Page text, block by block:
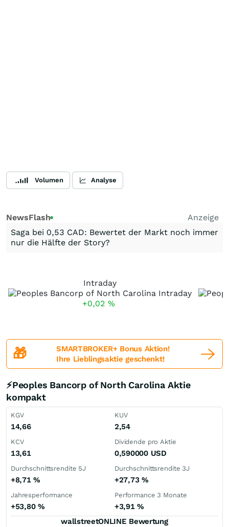
Volumen Analyse
NewsFlash
Anzeige
Saga bei 0,53 CAD: Bewertet der Markt noch immer
nur die Hälfte der Story?
Intraday
+0,02 %
🎁
SMARTBROKER+ Bonus Aktion!
Ihre Lieblingsaktie geschenkt!
⚡Peoples Bancorp of North Carolina Aktie
kompakt
KGV
14,66
KUV
2,54
KCV
13,61
Dividende pro Aktie
0,590000 USD
Durchschnittsrendite 5J
+8,71%
Durchschnittsrendite 3J
+27,73 %
Jahresperformance
+53,80 %
Performance 3 Monate
+3,91%
wallstreetONLINE Bewertung